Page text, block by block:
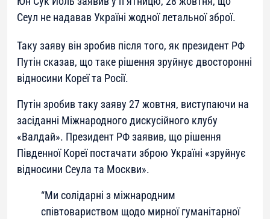
Сеул не надавав Україні жодної летальної зброї.
Таку заяву він зробив після того, як президент РФ
Путін сказав, що таке рішення зруйнує двосторонні
відносини Кореї та Росії.
Путін зробив таку заяву 27 жовтня, виступаючи на
засіданні Міжнародного дискусійного клубу
«Валдай». Президент РФ заявив, що рішення
Південної Кореї постачати зброю Україні «зруйнує
відносини Сеула та Москви».
“Ми солідарні з міжнародним
співтовариством щодо мирної гуманітарної